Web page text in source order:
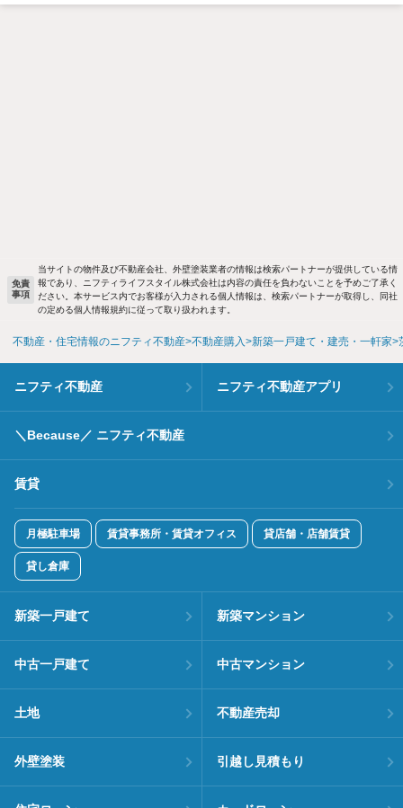
免責
事項
当サイトの物件及び不動産会社、外壁塗装業者の情報は検索パートナーが提供している情
報であり、ニフティライフスタイル株式会社は内容の責任を負わないことを予めご了承く
ださい。本サービス内でお客様が入力される個人情報は、検索パートナーが取得し、同社
の定める個人情報規約に従って取り扱われます。
不動産・住宅情報のニフティ不動産 不動産購入 新築一戸建て・建売・一軒家
ニフティ不動産 ニフティ不動産アプリ
＼Because／ ニフティ不動産
賃貸
月極駐車場 賃貸事務所・賃貸オフィス 貸店舗・店舗賃貸
貸し倉庫
新築一戸建て 新築マンション
中古一戸建て 中古マンション
土地 不動産売却
外壁塗装 引越し見積もり